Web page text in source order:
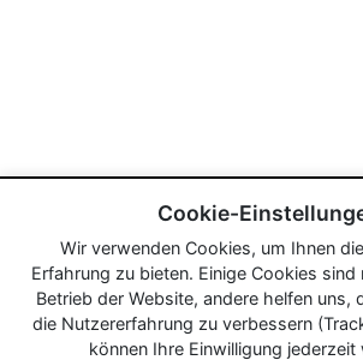
Cookie-
Wir verwenden Cookies, um Ihnen
Erfahrung zu bieten. Einige Cookies
Betrieb der Website, andere helfen uns,
die Nutzererfahrung zu verbessern
können Ihre Einwilligung jederzeit